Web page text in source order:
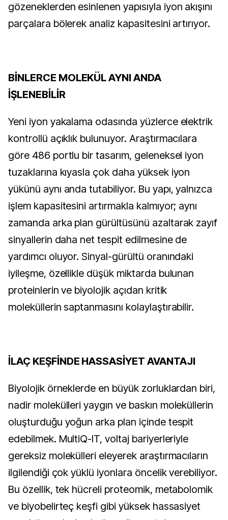
gözeneklerden esinlenen yapısıyla iyon akışını
parçalara bölerek analiz kapasitesini artırıyor.
BİNLERCE MOLEKÜL AYNI ANDA
İŞLENEBİLİR
Yeni iyon yakalama odasında yüzlerce elektrik
kontrollü açıklık bulunuyor. Araştırmacılara
göre 486 portlu bir tasarım, geleneksel iyon
tuzaklarına kıyasla çok daha yüksek iyon
yükünü aynı anda tutabiliyor. Bu yapı, yalnızca
işlem kapasitesini artırmakla kalmıyor; aynı
zamanda arka plan gürültüsünü azaltarak zayıf
sinyallerin daha net tespit edilmesine de
yardımcı oluyor. Sinyal-gürültü oranındaki
iyileşme, özellikle düşük miktarda bulunan
proteinlerin ve biyolojik açıdan kritik
moleküllerin saptanmasını kolaylaştırabilir.
İLAÇ KEŞFİNDE HASSASİYET AVANTAJI
Biyolojik örneklerde en büyük zorluklardan biri,
nadir molekülleri yaygın ve baskın moleküllerin
oluşturduğu yoğun arka plan içinde tespit
edebilmek. MultiQ-IT, voltaj bariyerleriyle
gereksiz molekülleri eleyerek araştırmacıların
ilgilendiği çok yüklü iyonlara öncelik verebiliyor.
Bu özellik, tek hücreli proteomik, metabolomik
ve biyobelirteç keşfi gibi yüksek hassasiyet